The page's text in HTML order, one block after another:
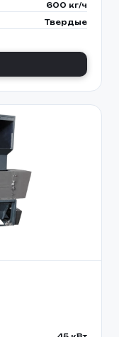
600 кг/ч
Твердые